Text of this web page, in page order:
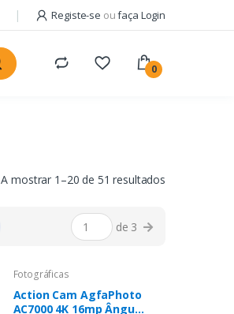
Registe-se oufaça Login
0
A mostrar 1–20 de 51 resultados
de 3
Fotográficas
Action Cam AgfaPhoto
AC7000 4K 16mp Ângulo